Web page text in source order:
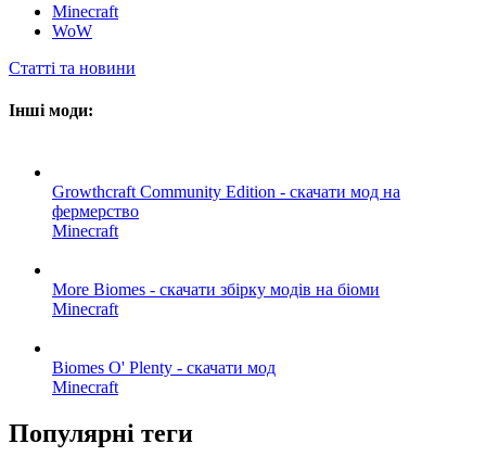
Minecraft
WoW
Статті та новини
Інші моди:
Growthcraft Community Edition - скачати мод на
фермерство
Minecraft
More Biomes - скачати збірку модів на біоми
Minecraft
Biomes O' Plenty - скачати мод
Minecraft
Популярні теги